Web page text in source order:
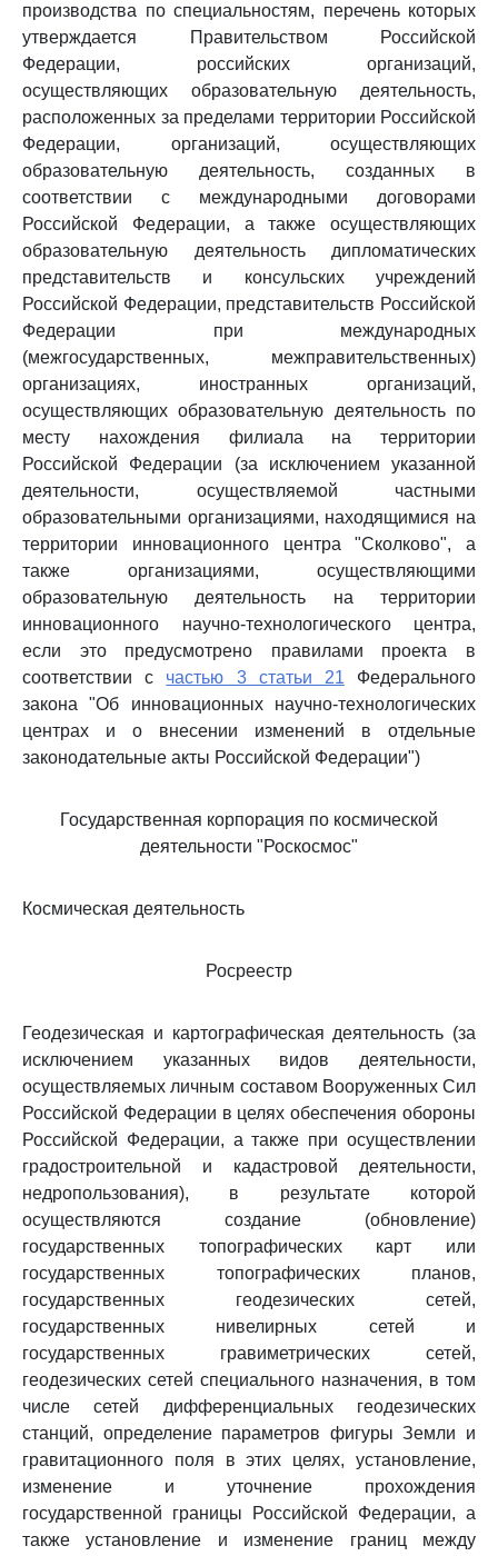
производства по специальностям, перечень которых
утверждается Правительством Российской
Федерации, российских организаций,
осуществляющих образовательную деятельность,
расположенных за пределами территории Российской
Федерации, организаций, осуществляющих
образовательную деятельность, созданных в
соответствии с международными договорами
Российской Федерации, а также осуществляющих
образовательную деятельность дипломатических
представительств и консульских учреждений
Российской Федерации, представительств Российской
Федерации при международных
(межгосударственных, межправительственных)
организациях, иностранных организаций,
осуществляющих образовательную деятельность по
месту нахождения филиала на территории
Российской Федерации (за исключением указанной
деятельности, осуществляемой частными
образовательными организациями, находящимися на
территории инновационного центра "Сколково", а
также организациями, осуществляющими
образовательную деятельность на территории
инновационного научно-технологического центра,
если это предусмотрено правилами проекта в
соответствии с частью 3 статьи 21 Федерального
закона "Об инновационных научно-технологических
центрах и о внесении изменений в отдельные
законодательные акты Российской Федерации")
Государственная корпорация по космической
деятельности "Роскосмос"
Космическая деятельность
Росреестр
Геодезическая и картографическая деятельность (за
исключением указанных видов деятельности,
осуществляемых личным составом Вооруженных Сил
Российской Федерации в целях обеспечения обороны
Российской Федерации, а также при осуществлении
градостроительной и кадастровой деятельности,
недропользования), в результате которой
осуществляются создание (обновление)
государственных топографических карт или
государственных топографических планов,
государственных геодезических сетей,
государственных нивелирных сетей и
государственных гравиметрических сетей,
геодезических сетей специального назначения, в том
числе сетей дифференциальных геодезических
станций, определение параметров фигуры Земли и
гравитационного поля в этих целях, установление,
изменение и уточнение прохождения
государственной границы Российской Федерации, а
также установление и изменение границ между